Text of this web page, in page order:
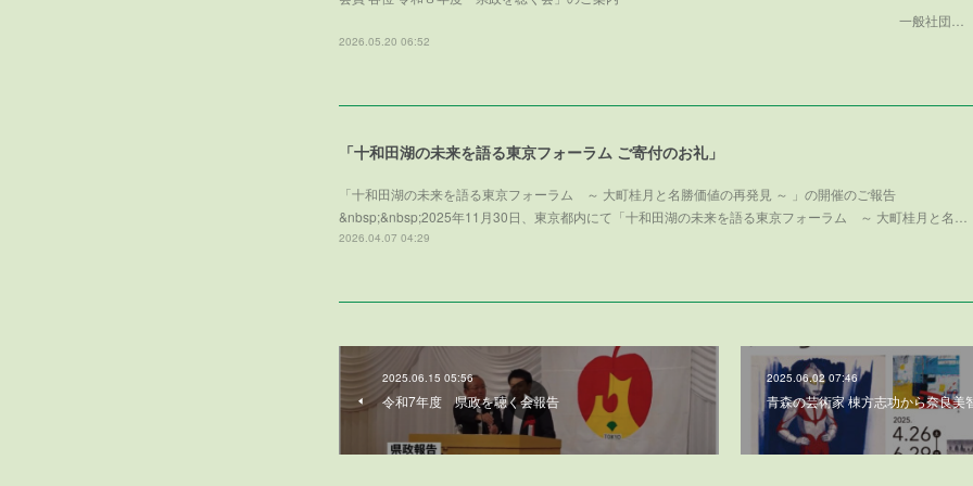
一般社団…
2026.05.20 06:52
「十和田湖の未来を語る東京フォーラム ご寄付のお礼」
「十和田湖の未来を語る東京フォーラム ～ 大町桂月と名勝価値の再発見 ～ 」の開催のご報告
&nbsp;&nbsp;2025年11月30日、東京都内にて「十和田湖の未来を語る東京フォーラム ～ 大町桂月と名…
2026.04.07 04:29
2025.06.15 05:56
令和7年度 県政を聴く会報告
2025.06.02 07:46
青森の芸術家 棟方志功から奈良美